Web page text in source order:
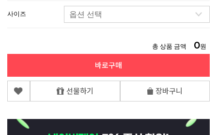
사이즈
총 상품 금액 0원
바로구매
선물하기 장바구니